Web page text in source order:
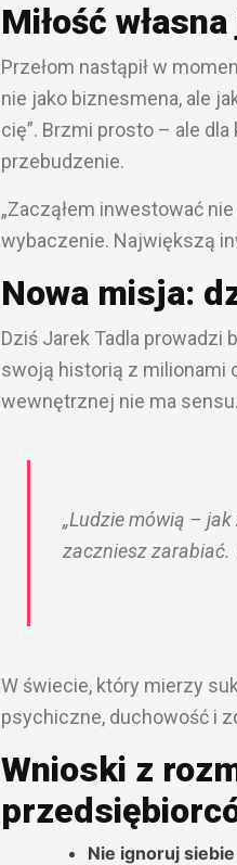
Miłość
Przełom nastąpił w
nie jako biznesmena, ale
cię”. Brzmi prosto – ale
przebudzenie.
„Zacząłem inwestować
wybaczenie. Największą
Nowa misja:
Dziś Jarek Tadla prowadzi
swoją historią z milionami
wewnętrznej nie ma sensu.
„Ludzie mówią –
zaczniesz zarabiać.
W świecie, który mierzy
psychiczne, duchowość i
Wnioski z
Nie ignoruj